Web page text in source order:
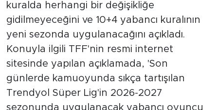
kuralda herhangi bir değişikliğe
gidilmeyeceğini ve 10+4 yabancı kuralının
yeni sezonda uygulanacağını açıkladı.
Konuyla ilgili TFF'nin resmi internet
sitesinde yapılan açıklamada, 'Son
günlerde kamuoyunda sıkça tartışılan
Trendyol Süper Lig'in 2026-2027
sezonunda uygulanacak yabancı oyuncu